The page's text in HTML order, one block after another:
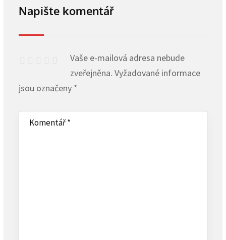
Napište komentář
Vaše e-mailová adresa nebude
zveřejněna. Vyžadované informace
jsou označeny *